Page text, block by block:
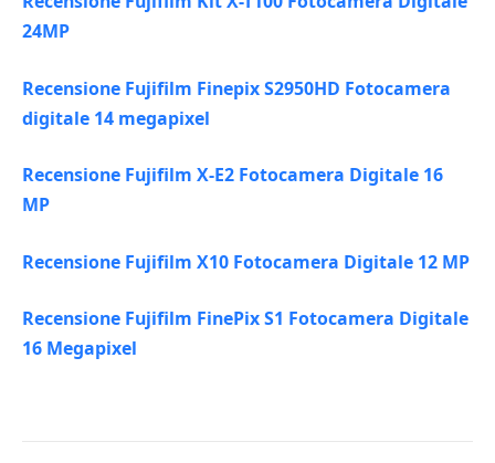
24MP
Recensione Fujifilm Finepix S2950HD Fotocamera
digitale 14 megapixel
Recensione Fujifilm X-E2 Fotocamera Digitale 16
MP
Recensione Fujifilm X10 Fotocamera Digitale 12 MP
Recensione Fujifilm FinePix S1 Fotocamera Digitale
16 Megapixel